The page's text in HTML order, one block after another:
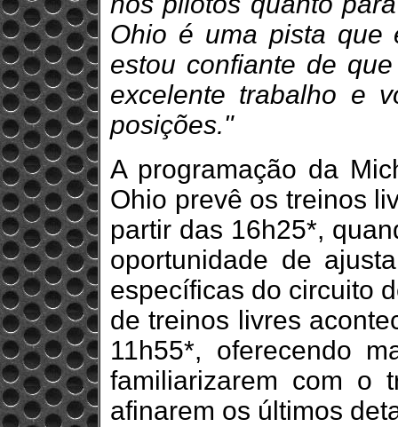
Ohio é uma pista que
estou confiante de
excelente trabalho e
posições."
A programação da
Ohio prevê os treinos
partir das 16h25*,
oportunidade de
específicas do circuito
de treinos livres
11h55*, oferecendo
familiarizarem com o
afinarem os últimos